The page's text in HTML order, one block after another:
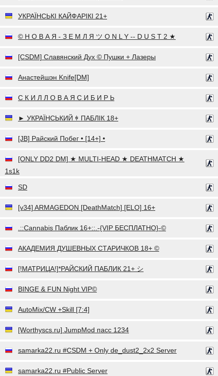
УКРАЇНСЬКІ КАЙФАРІКІ 21+
© Н О В А Я - З Е М Л Я ツ O N L Y -- D U S T 2 ★
[CSDM] Славянский Дух © Пушки + Лазеры
Анастейшэн Knife[DM]
С К И Л Л О В А Я С И Б И Р Ь
► УКРАЇНСЬКИЙ ꑭ ПАБЛІК 18+
[JB] Райский Побег • [14+] •
[ONLY DD2 DM] ★ MULTI-HEAD ★ DEATHMATCH ★
1s1k
SD
[v34] ARMAGEDON [DeathMatch] [ELO] 16+
.::Cannabis Паблик 16+::.-{VIP БЕСПЛАТНО}-©
АКАДЕМИЯ ДУШЕВНЫХ СТАРИЧКОВ 18+ ©
[!МАТРИЦА!]*РАЙСКИЙ ПАБЛИК 21+ シ
BINGE & FUN Night VIP©
AutoMix/CW +Skill [7:4]
[Worthyscs.ru] JumpMod пасс 1234
samarka22.ru #CSDM + Only de_dust2_2x2 Server
samarka22.ru #Public Server